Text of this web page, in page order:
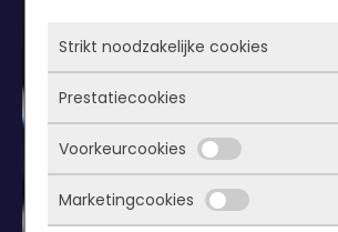
Strikt noodzakelijke cookies
Deze cookies zorgen ervoor dat de
überhaupt werkt. Ze zijn dus altijd
kunnen niet worden uitgezet.
ze alleen geplaatst als jij iets doet,
inloggen, een formulier invullen of
Prestatiecookies
Met deze cookies zien we hoe
bezocht wordt, waar bezoekers
komen en welke pagina’s populair
Voorkeurcookies
Deze cookies onthouden jouw
Marketingcookies